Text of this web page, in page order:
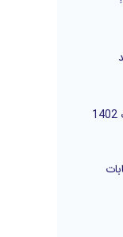
با این ایده های تبلیغاتی برنده انتخابات 1402